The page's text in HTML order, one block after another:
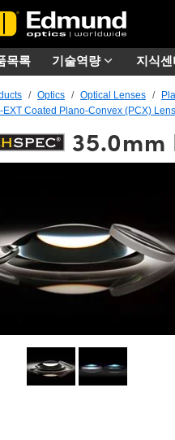
기술역량 지식
목록
Optics Optical Lenses
EXT Coated Plano-Convex (PCX)
35.0mm